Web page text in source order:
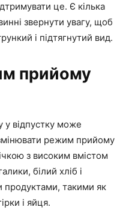
це. Є кілька
звернути увагу, щоб
і підтягнутий вид.
прийому
у відпустку може
режим прийому
з високим вмістом
білий хліб і
продуктами, такими як
і яйця.